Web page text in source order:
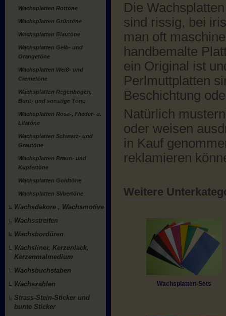
Wachsplatten Rottöne
Wachsplatten Grüntöne
Wachsplatten Blautöne
Wachsplatten Gelb- und
Orangetöne
Wachsplatten Weiß- und
Cremetöne
Wachsplatten Regenbogen,
Bunt- und sonstige Töne
Wachsplatten Rosa-, Flieder- u.
Lilatöne
Wachsplatten Schwarz- und
Grautöne
Wachsplatten Braun- und
Kupfertöne
Wachsplatten Goldtöne
Wachsplatten Silbertöne
Wachsdekore , Wachsmotive
Wachsstreifen
Wachsbordüren
Wachsliner, Kerzenlack,
Kerzenmalmedium
Wachsbuchstaben
Wachszahlen
Strass-Stein-Sticker und
bunte Sticker
Die
sind rissig, bei
man oft
handbemalte
ein Original ist
Perlmuttplatten
Beschichtung
Natürlich
oder weisen
in Kauf
reklamieren
Weitere
Wachsplatten-Sets